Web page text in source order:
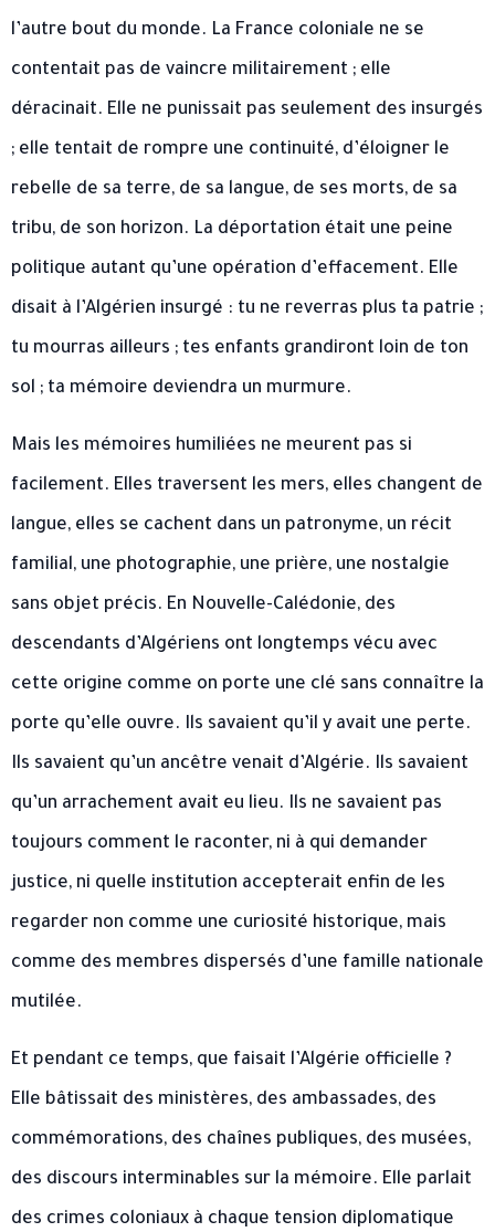
l’autre bout du monde. La France coloniale ne se
contentait pas de vaincre militairement ; elle
déracinait. Elle ne punissait pas seulement des insurgés
; elle tentait de rompre une continuité, d’éloigner le
rebelle de sa terre, de sa langue, de ses morts, de sa
tribu, de son horizon. La déportation était une peine
politique autant qu’une opération d’effacement. Elle
disait à l’Algérien insurgé : tu ne reverras plus ta patrie ;
tu mourras ailleurs ; tes enfants grandiront loin de ton
sol ; ta mémoire deviendra un murmure.
Mais les mémoires humiliées ne meurent pas si
facilement. Elles traversent les mers, elles changent de
langue, elles se cachent dans un patronyme, un récit
familial, une photographie, une prière, une nostalgie
sans objet précis. En Nouvelle-Calédonie, des
descendants d’Algériens ont longtemps vécu avec
cette origine comme on porte une clé sans connaître la
porte qu’elle ouvre. Ils savaient qu’il y avait une perte.
Ils savaient qu’un ancêtre venait d’Algérie. Ils savaient
qu’un arrachement avait eu lieu. Ils ne savaient pas
toujours comment le raconter, ni à qui demander
justice, ni quelle institution accepterait enfin de les
regarder non comme une curiosité historique, mais
comme des membres dispersés d’une famille nationale
mutilée.
Et pendant ce temps, que faisait l’Algérie officielle ?
Elle bâtissait des ministères, des ambassades, des
commémorations, des chaînes publiques, des musées,
des discours interminables sur la mémoire. Elle parlait
des crimes coloniaux à chaque tension diplomatique